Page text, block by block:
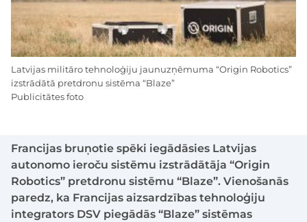
Francijas bruņotie spēki iegādāsies Latvijas
autonomo ieroču sistēmu izstrādātāja “Origin
Robotics” pretdronu sistēmu “Blaze”. Vienošanās
paredz, ka Francijas aizsardzības tehnoloģiju
integrators DSV piegādās “Blaze” sistēmas
Latvijas militāro tehnoloģiju jaunuzņēmuma “Origin Robotics”
izstrādātā pretdronu sistēma “Blaze”
Publicitātes foto